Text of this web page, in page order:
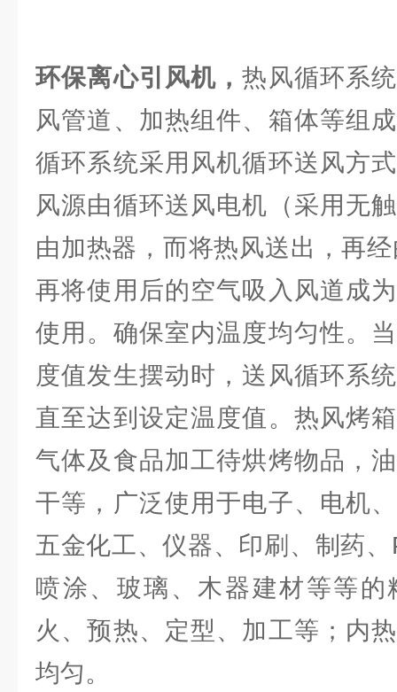
环保离心引风机，热风循环系
风管道、加热组件、箱体等组
循环系统采用风机循环送风方
风源由循环送风电机（采用无
由加热器，而将热风送出，再
再将使用后的空气吸入风道成
使用。确保室内温度均匀性。
度值发生摆动时，送风循环系
直至达到设定温度值。热风烤
气体及食品加工待烘烤物品，
干等，广泛使用于电子、电机
五金化工、仪器、印刷、制药
喷涂、玻璃、木器建材等等
火、预热、定型、加工等；内
均